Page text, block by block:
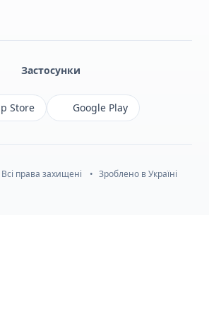
Застосунки
Store Google Play
Всі права захищені • Зроблено в Україні